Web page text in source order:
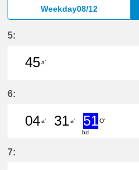
Weekday08/12
5:
45a'
6:
04
4分はつ
a'
31a'
51O'
bd
7: